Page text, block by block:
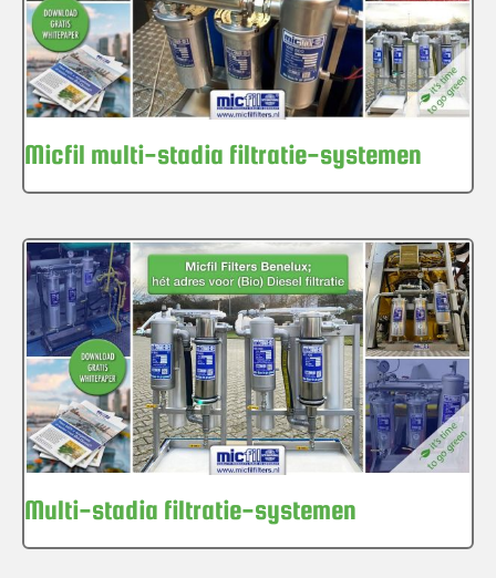
Micfil multi-stadia filtratie-systemen
Multi-stadia filtratie-systemen